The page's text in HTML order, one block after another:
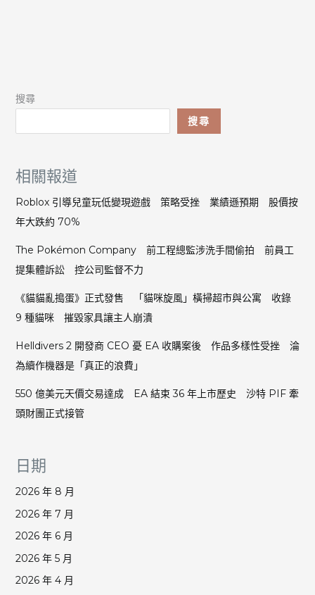
搜尋
搜尋
相關報道
Roblox 引導兒童玩低變現遊戲 策略受挫 業績遜預期 股價按
年大跌約 70%
The Pokémon Company 前工程總監涉洗手間偷拍 前員工
提集體訴訟 控公司監督不力
《貓貓亂搗蛋》正式發售 「貓咪旋風」橫掃超市與公寓 收錄
9 種貓咪 摧毀家具讓主人崩潰
Helldivers 2 開發商 CEO 憂 EA 收購案後 作品多樣性受挫 淪
為續作機器是「真正的浪費」
550 億美元天價交易達成 EA 結束 36 年上市歷史 沙特 PIF 牽
頭財團正式接管
日期
2026 年 8 月
2026 年 7 月
2026 年 6 月
2026 年 5 月
2026 年 4 月